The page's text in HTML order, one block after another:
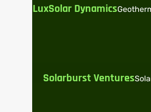
LuxSolar Dynamics
Solarburst Ventures